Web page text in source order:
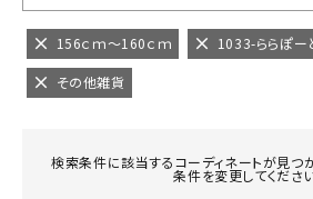
156ｃｍ～160ｃｍ 1033-ららぽー
その他雑貨
検索条件に該当するコーディネートが見つ
条件を変更してくださ